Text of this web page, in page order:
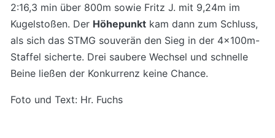
2:16,3 min über 800m sowie Fritz J. mit 9,24m im
Kugelstoßen. Der Höhepunkt kam dann zum Schluss,
als sich das STMG souverän den Sieg in der 4x100m-
Staffel sicherte. Drei saubere Wechsel und schnelle
Beine ließen der Konkurrenz keine Chance.
Foto und Text: Hr. Fuchs